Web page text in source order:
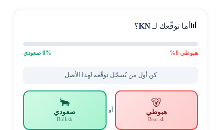
📊ما توقّعك لـKN؟
هبوطي0
%
0% صعودي
كن أول من يُسجّل توقّعه لهذا الأصل
🐻
هبوطي
Bearish
أو
🐂
صعودي
Bullish